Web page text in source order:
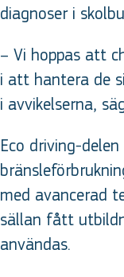
diagnoser i
– Vi hoppas att
i att hantera de
i avvikelserna,
Eco driving-
med avancerad
sällan fått
användas.